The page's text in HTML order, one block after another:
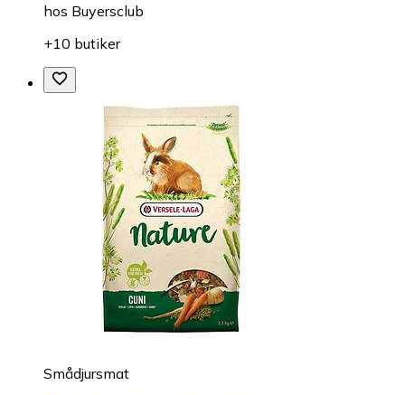
hos Buyersclub
+10 butiker
Smådjursmat